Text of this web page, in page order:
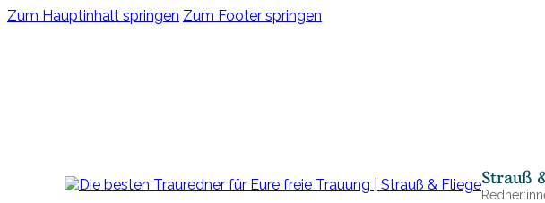
Zum Hauptinhalt springen Zum Footer springen
Strauß